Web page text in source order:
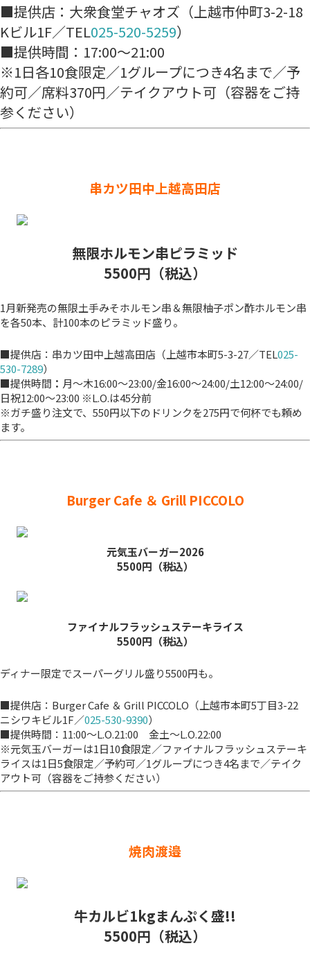
■提供店：大衆食堂チャオズ（上越市仲町3-2-18
Kビル1F／TEL025-520-5259）
■提供時間：17:00～21:00
※1日各10食限定／1グループにつき4名まで／予
約可／席料370円／テイクアウト可（容器をご持
参ください）
串カツ田中上越高田店
無限ホルモン串ピラミッド
5500円（税込）
1月新発売の無限土手みそホルモン串＆無限柚子ポン酢ホルモン串
を各50本、計100本のピラミッド盛り。
■提供店：串カツ田中上越高田店（上越市本町5-3-27／TEL025-
530-7289）
■提供時間 ： 月～木16:00～23:00/金16:00～24:00/土12:00～24:00/
日祝12:00～23:00 ※L.O.は45分前
※ガチ盛り注文で、550円以下のドリンクを275円で何杯でも頼め
ます。
Burger Cafe ＆ Grill PICCOLO
元気玉バーガー2026
5500円（税込）
ファイナルフラッシュステーキライス
5500円（税込）
ディナー限定でスーパーグリル盛り5500円も。
■提供店：Burger Cafe ＆ Grill PICCOLO（上越市本町5丁目3-22
ニシワキビル1F／025-530-9390）
■提供時間：11:00～L.O.21:00 金土～L.O.22:00
※元気玉バーガーは1日10食限定／ファイナルフラッシュステーキ
ライスは1日5食限定／予約可／1グループにつき4名まで／テイク
アウト可（容器をご持参ください）
焼肉渡邉
牛カルビ1kgまんぷく盛!!
5500円（税込）